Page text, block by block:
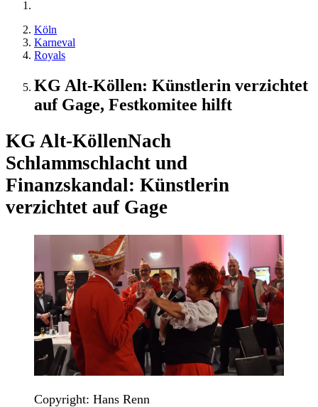
Köln
Karneval
Royals
KG Alt-Köllen: Künstlerin verzichtet
auf Gage, Festkomitee hilft
KG Alt-KöllenNach
Schlammschlacht und
Finanzskandal: Künstlerin
verzichtet auf Gage
Copyright: Hans Renn